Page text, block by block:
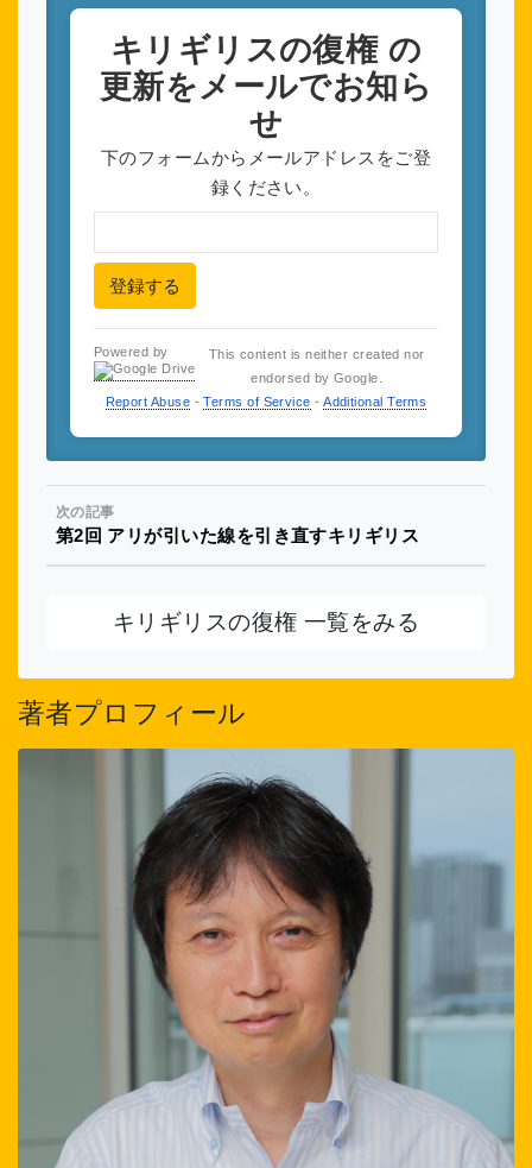
キリギリスの復権の
更新をメールでお知ら
せ
下のフォームからメールアドレスをご登
録ください。
登録する
Powered by
This content is neither created nor
endorsed by Google.
Report Abuse -Terms of Service -Additional Terms
次の記事
第2回 アリが引いた線を引き直すキリギリス
キリギリスの復権 一覧をみる
著者プロフィール